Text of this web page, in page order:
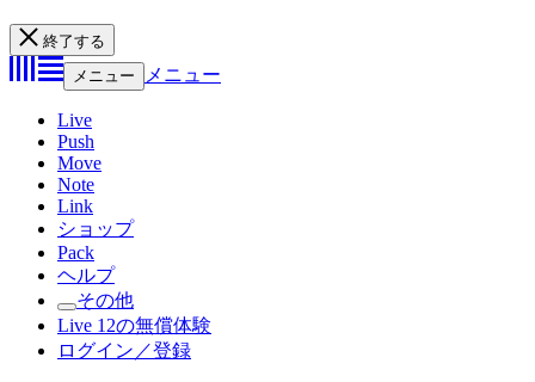
終了する
メニュー
メニュー
Live
Push
Move
Note
Link
ショップ
Pack
ヘルプ
その他
Live 12の無償体験
ログイン／登録